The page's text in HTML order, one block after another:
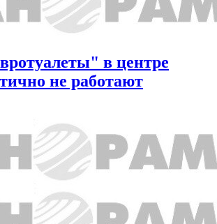
в центре
не работают